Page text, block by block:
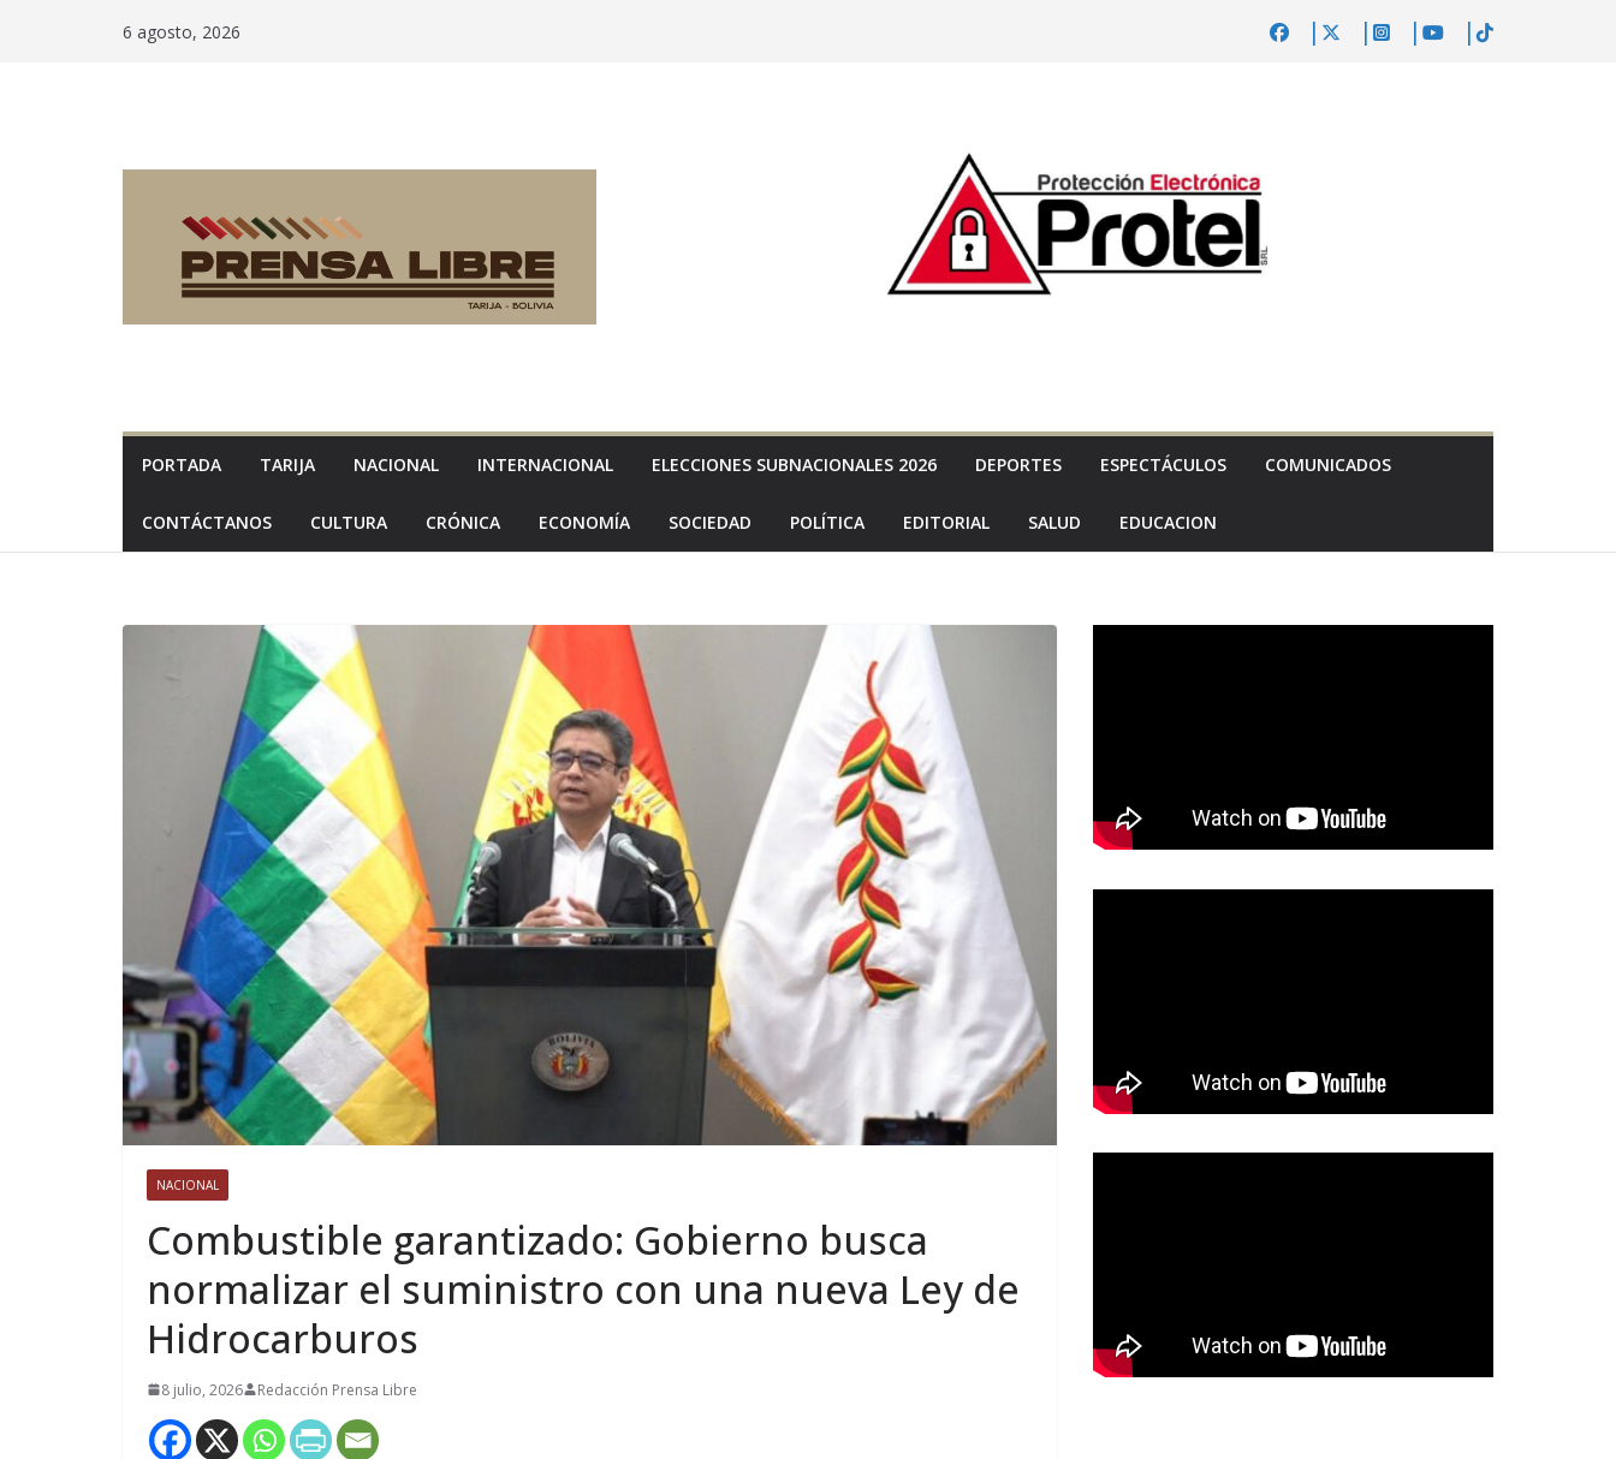
6 agosto, 2026
PORTADA TARIJA NACIONAL INTERNACIONAL ELECCIONES SUBNACIONALES 2026 DEPORTES ESPECTÁCULOS COMUNICADOS
CONTÁCTANOS CULTURA CRÓNICA ECONOMÍA SOCIEDAD POLÍTICA EDITORIAL SALUD EDUCACION
NACIONAL
Combustible garantizado: Gobierno busca
normalizar el suministro con una nueva Ley de
Hidrocarburos
8 julio, 2026 Redacción Prensa Libre